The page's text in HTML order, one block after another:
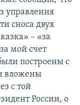
управления
сноса двух
– «за
мой счет
построены с
вложены
с той
России, о